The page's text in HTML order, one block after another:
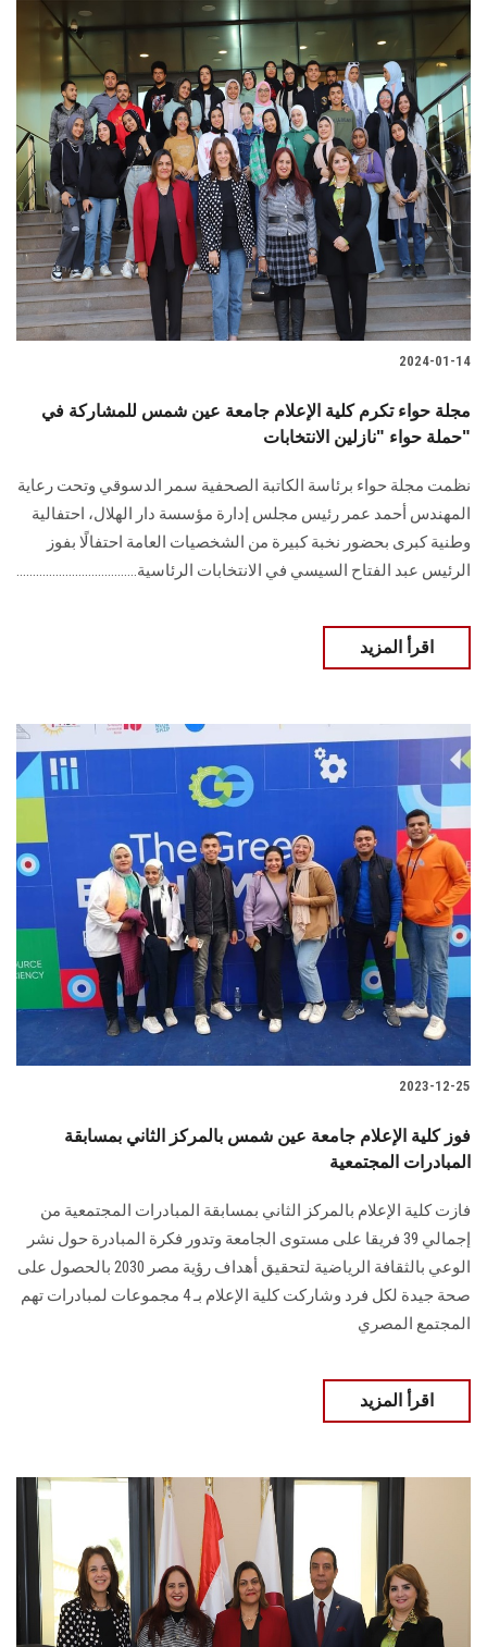
الأنظمة الذكية
تواصل معنا
الطلاب
هيئة التدريس
الدراسات العليا
الزائـرون
سجل الان
2024-01-14
مجلة حواء تكرم كلية الإعلام جامعة عين شمس للمشاركة في
حملة حواء "نازلين الانتخابات"
نظمت مجلة حواء برئاسة الكاتبة الصحفية سمر الدسوقي وتحت رعاية
المهندس أحمد عمر رئيس مجلس إدارة مؤسسة دار الهلال، احتفالية
وطنية كبرى بحضور نخبة كبيرة من الشخصيات العامة احتفالًا بفوز
الرئيس عبد الفتاح السيسي في الانتخابات الرئاسية.....................................
اقرأ المزيد
2023-12-25
فوز كلية الإعلام جامعة عين شمس بالمركز الثاني بمسابقة
المبادرات المجتمعية
فازت كلية الإعلام بالمركز الثاني بمسابقة المبادرات المجتمعية من
إجمالي 39 فريقا على ‏‏مستوى الجامعة وتدور فكرة المبادرة حول نشر
الوعي بالثقافة الرياضية لتحقيق أهداف ‏رؤية مصر ‏‏2030 بالحصول على
صحة جيدة لكل فرد وشاركت كلية الإعلام بـ 4 مجموعات ‏لمبادرات تهم
المجتمع المصري‎
اقرأ المزيد